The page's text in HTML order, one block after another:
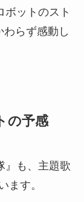
ボットのスト
らず感動し
の予感
』も、主題歌
ます。